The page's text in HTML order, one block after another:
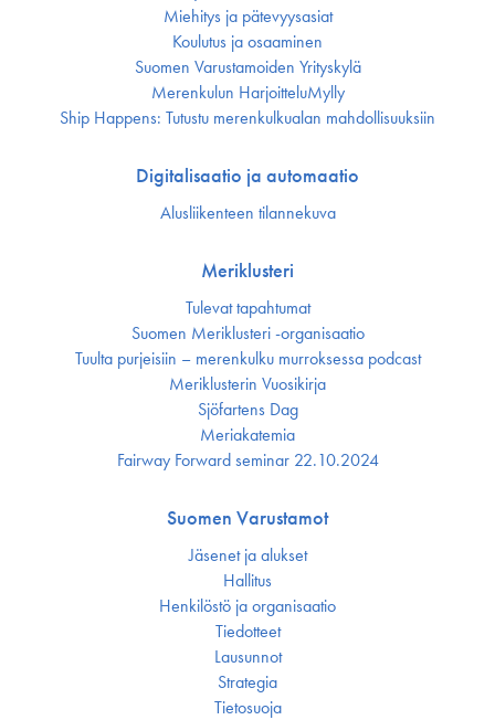
Miehitys ja pätevyys­asiat
Koulutus ja osaaminen
Suomen Varustamoiden Yrityskylä
Merenkulun HarjoitteluMylly
Ship Happens: Tutustu merenkulkualan mahdollisuuksiin
Digitalisaatio ja automaatio
Alusliikenteen tilannekuva
Meriklusteri
Tulevat tapahtumat
Suomen Meriklusteri -organisaatio
Tuulta purjeisiin – merenkulku murroksessa podcast
Meriklusterin Vuosikirja
Sjöfartens Dag
Meriakatemia
Fairway Forward seminar 22.10.2024
Suomen Varustamot
Jäsenet ja alukset
Hallitus
Henkilöstö ja organisaatio
Tiedotteet
Lausunnot
Strategia
Tietosuoja